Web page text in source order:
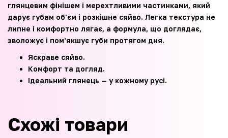
глянцевим фінішем і мерехтливими частинками, який
дарує губам об'єм і розкішне сяйво. Легка текстура не
липне і комфортно лягає, а формула, що доглядає,
зволожує і пом'якшує губи протягом дня.
Яскраве сяйво.
Комфорт та догляд.
Ідеальний глянець — у кожному русі.
Схожі товари